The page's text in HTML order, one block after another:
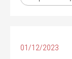
01/12/2023